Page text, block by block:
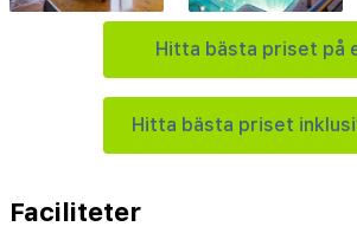
Hitta bästa priset på
Hitta bästa priset
Faciliteter